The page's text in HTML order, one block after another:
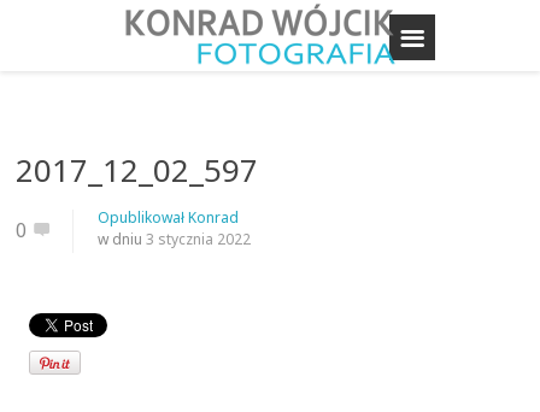
2017_12_02_597
0 OpublikowałKonrad
w dniu3 stycznia 2022